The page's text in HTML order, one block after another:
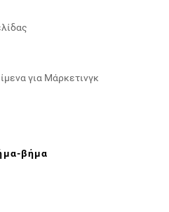
για Μάρκετινγκ
βήμα